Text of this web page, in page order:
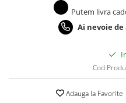
Putem livra
Ai nevoie
Cod
Adauga la Favorite